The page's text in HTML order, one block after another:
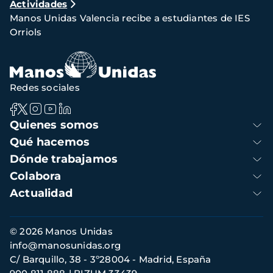
de
navegación
Actividades
Manos Unidas Valencia recibe a estudiantes de IES
Orriols
Navegación
principal
Quienes somos
Qué hacemos
Dónde trabajamos
Colabora
Actualidad
Redes sociales
Información
de
contacto
© 2026 Manos Unidas
C/ Barquillo, 38 - 3º28004 - Madrid, España
info@manosunidas.org